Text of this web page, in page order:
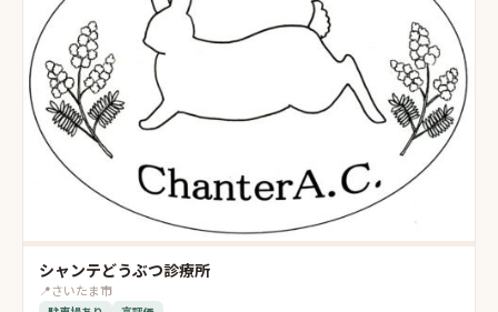
シャンテどうぶつ診療所
📍さいたま市